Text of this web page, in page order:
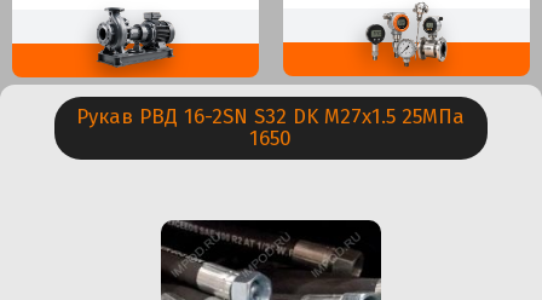
Рукав РВД 16-2SN S32 DK М27х1.5 25МПа
1650